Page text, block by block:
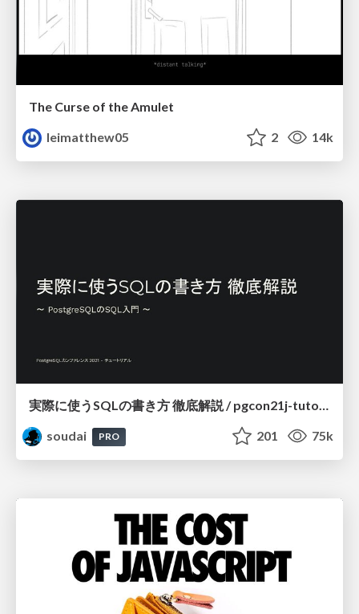
The Curse of the Amulet
leimatthew05
2 14k
実際に使うSQLの書き方 徹底解説 / pgcon21j-tutorial
soudai
PRO 201 75k